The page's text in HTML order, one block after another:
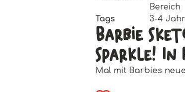
Bereich
Tags
3-4
Barbie
Sparkle! In
Mal mit Barbies